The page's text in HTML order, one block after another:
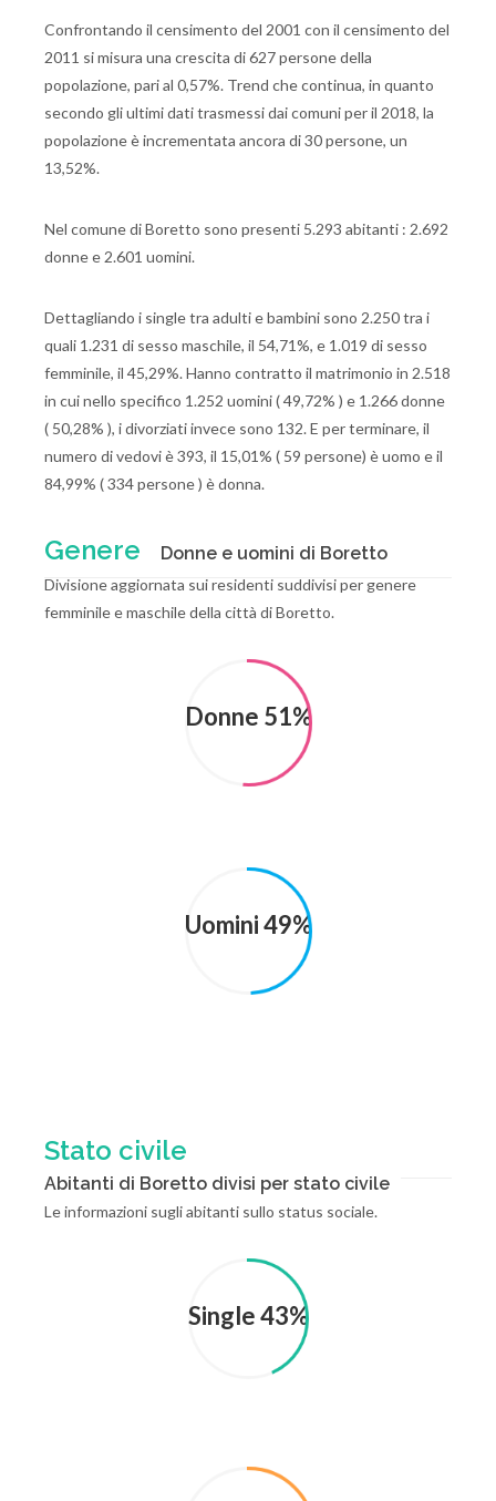
Confrontando il censimento del 2001 con il censimento del
2011 si misura una crescita di 627 persone della
popolazione, pari al 0,57%. Trend che continua, in quanto
secondo gli ultimi dati trasmessi dai comuni per il 2018, la
popolazione è incrementata ancora di 30 persone, un
13,52%.
Nel comune di Boretto sono presenti 5.293 abitanti : 2.692
donne e 2.601 uomini.
Dettagliando i single tra adulti e bambini sono 2.250 tra i
quali 1.231 di sesso maschile, il 54,71%, e 1.019 di sesso
femminile, il 45,29%. Hanno contratto il matrimonio in 2.518
in cui nello specifico 1.252 uomini ( 49,72% ) e 1.266 donne
( 50,28% ), i divorziati invece sono 132. E per terminare, il
numero di vedovi è 393, il 15,01% ( 59 persone) è uomo e il
84,99% ( 334 persone ) è donna.
Genere Donne e uomini di Boretto
Divisione aggiornata sui residenti suddivisi per genere
femminile e maschile della città di Boretto.
Donne 51%
Uomini 49%
Stato civile
Abitanti di Boretto divisi per stato civile
Le informazioni sugli abitanti sullo status sociale.
Single 43%